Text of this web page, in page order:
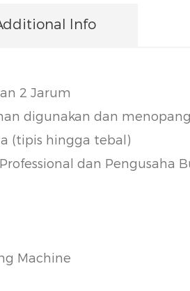
Info
2 Jarum
digunakan dan
(tipis hingga tebal)
dan Pengusaha
Machine